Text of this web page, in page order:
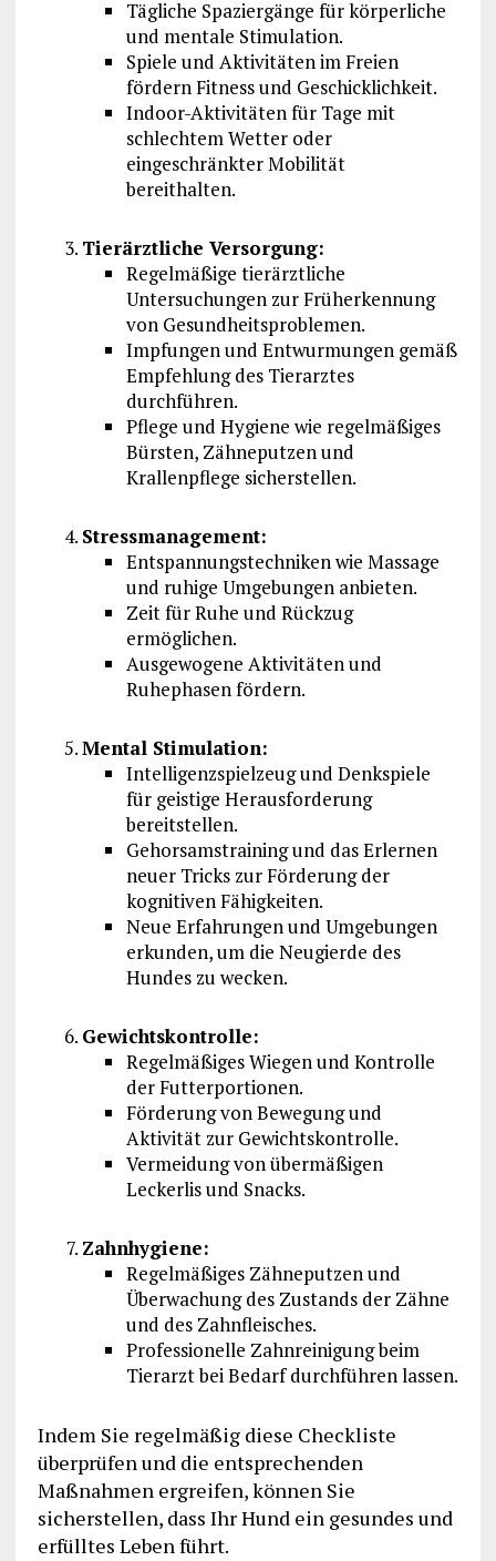
Tägliche Spaziergänge für körperliche
und mentale Stimulation.
Spiele und Aktivitäten im Freien
fördern Fitness und Geschicklichkeit.
Indoor-Aktivitäten für Tage mit
schlechtem Wetter oder
eingeschränkter Mobilität
bereithalten.
Tierärztliche Versorgung:
Regelmäßige tierärztliche
Untersuchungen zur Früherkennung
von Gesundheitsproblemen.
Impfungen und Entwurmungen gemäß
Empfehlung des Tierarztes
durchführen.
Pflege und Hygiene wie regelmäßiges
Bürsten, Zähneputzen und
Krallenpflege sicherstellen.
Stressmanagement:
Entspannungstechniken wie Massage
und ruhige Umgebungen anbieten.
Zeit für Ruhe und Rückzug
ermöglichen.
Ausgewogene Aktivitäten und
Ruhephasen fördern.
Mental Stimulation:
Intelligenzspielzeug und Denkspiele
für geistige Herausforderung
bereitstellen.
Gehorsamstraining und das Erlernen
neuer Tricks zur Förderung der
kognitiven Fähigkeiten.
Neue Erfahrungen und Umgebungen
erkunden, um die Neugierde des
Hundes zu wecken.
Gewichtskontrolle:
Regelmäßiges Wiegen und Kontrolle
der Futterportionen.
Förderung von Bewegung und
Aktivität zur Gewichtskontrolle.
Vermeidung von übermäßigen
Leckerlis und Snacks.
Zahnhygiene:
Regelmäßiges Zähneputzen und
Überwachung des Zustands der Zähne
und des Zahnfleisches.
Professionelle Zahnreinigung beim
Tierarzt bei Bedarf durchführen lassen.
Indem Sie regelmäßig diese Checkliste
überprüfen und die entsprechenden
Maßnahmen ergreifen, können Sie
sicherstellen, dass Ihr Hund ein gesundes und
erfülltes Leben führt.